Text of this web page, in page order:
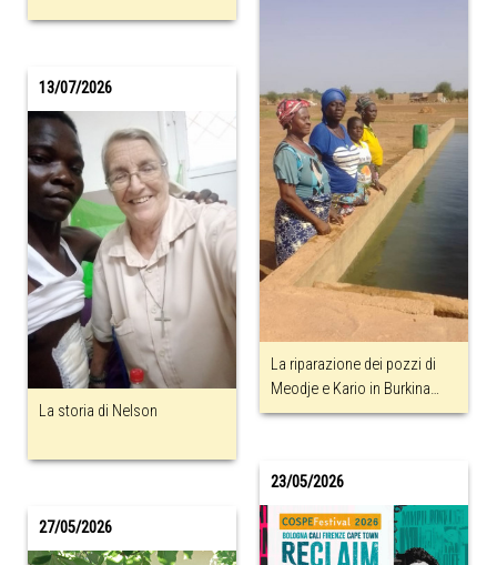
13/07/2026
La storia di Nelson
La riparazione dei pozzi di
Meodje e Kario in Burkina
Faso
27/05/2026
23/05/2026